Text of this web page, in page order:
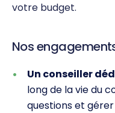
votre budget.
Nos
Un conseiller
long de la vie du
questions et